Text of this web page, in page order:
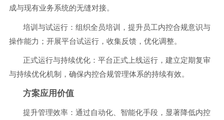
成与现有业务系统的无缝对接。
培训与试运行：组织全员培训，提升员工内控合规意识与
操作能力；开展平台试运行，收集反馈，优化调整。
正式运行与持续优化：平台正式上线运行，建立定期复审
与持续优化机制，确保内控合规管理体系的持续有效。
方案应用价值
提升管理效率：通过自动化、智能化手段，显著降低内控